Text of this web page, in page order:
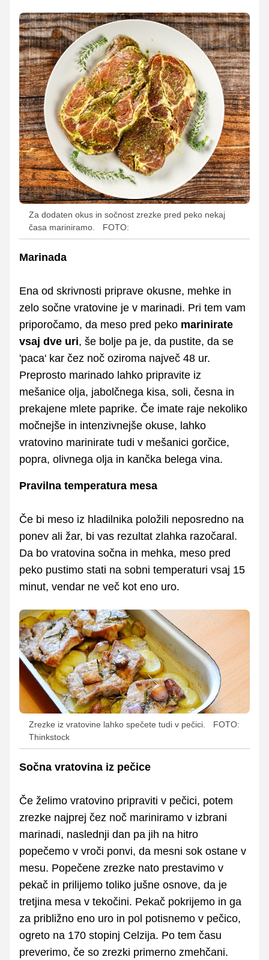
Za dodaten okus in sočnost zrezke pred peko nekaj
časa mariniramo.
FOTO:
Marinada
Ena od skrivnosti priprave okusne, mehke in
zelo sočne vratovine je v marinadi. Pri tem vam
priporočamo, da meso pred peko marinirate
vsaj dve uri, še bolje pa je, da pustite, da se
'paca' kar čez noč oziroma največ 48 ur.
Preprosto marinado lahko pripravite iz
mešanice olja, jabolčnega kisa, soli, česna in
prekajene mlete paprike. Če imate raje nekoliko
močnejše in intenzivnejše okuse, lahko
vratovino marinirate tudi v mešanici gorčice,
popra, olivnega olja in kančka belega vina.
Pravilna temperatura mesa
Če bi meso iz hladilnika položili neposredno na
ponev ali žar, bi vas rezultat zlahka razočaral.
Da bo vratovina sočna in mehka, meso pred
peko pustimo stati na sobni temperaturi vsaj 15
minut, vendar ne več kot eno uro.
Zrezke iz vratovine lahko spečete tudi v pečici.
FOTO:
Thinkstock
Sočna vratovina iz pečice
Če želimo vratovino pripraviti v pečici, potem
zrezke najprej čez noč mariniramo v izbrani
marinadi, naslednji dan pa jih na hitro
popečemo v vroči ponvi, da mesni sok ostane v
mesu. Popečene zrezke nato prestavimo v
pekač in prilijemo toliko jušne osnove, da je
tretjina mesa v tekočini. Pekač pokrijemo in ga
za približno eno uro in pol potisnemo v pečico,
ogreto na 170 stopinj Celzija. Po tem času
preverimo, če so zrezki primerno zmehčani.